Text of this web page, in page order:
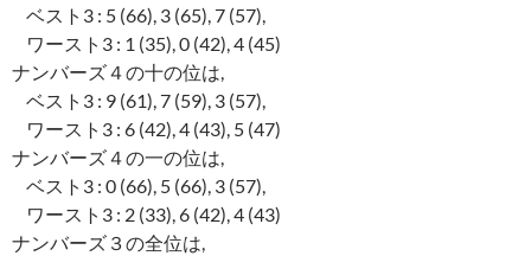
ベスト3 : 5 (66), 3 (65), 7 (57),
ワースト3 : 1 (35), 0 (42), 4 (45)
ナンバーズ４の十の位は,
ベスト3 : 9 (61), 7 (59), 3 (57),
ワースト3 : 6 (42), 4 (43), 5 (47)
ナンバーズ４の一の位は,
ベスト3 : 0 (66), 5 (66), 3 (57),
ワースト3 : 2 (33), 6 (42), 4 (43)
ナンバーズ３の全位は,